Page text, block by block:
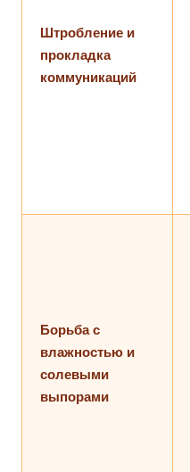
Штробление и
прокладка
коммуникаций
Борьба с
влажностью и
солевыми
выпорами